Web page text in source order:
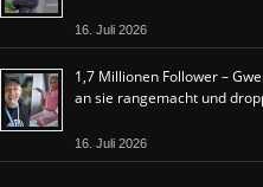
16. Juli 2026
1,7 Millionen Follower –
an sie rangemacht und
16. Juli 2026